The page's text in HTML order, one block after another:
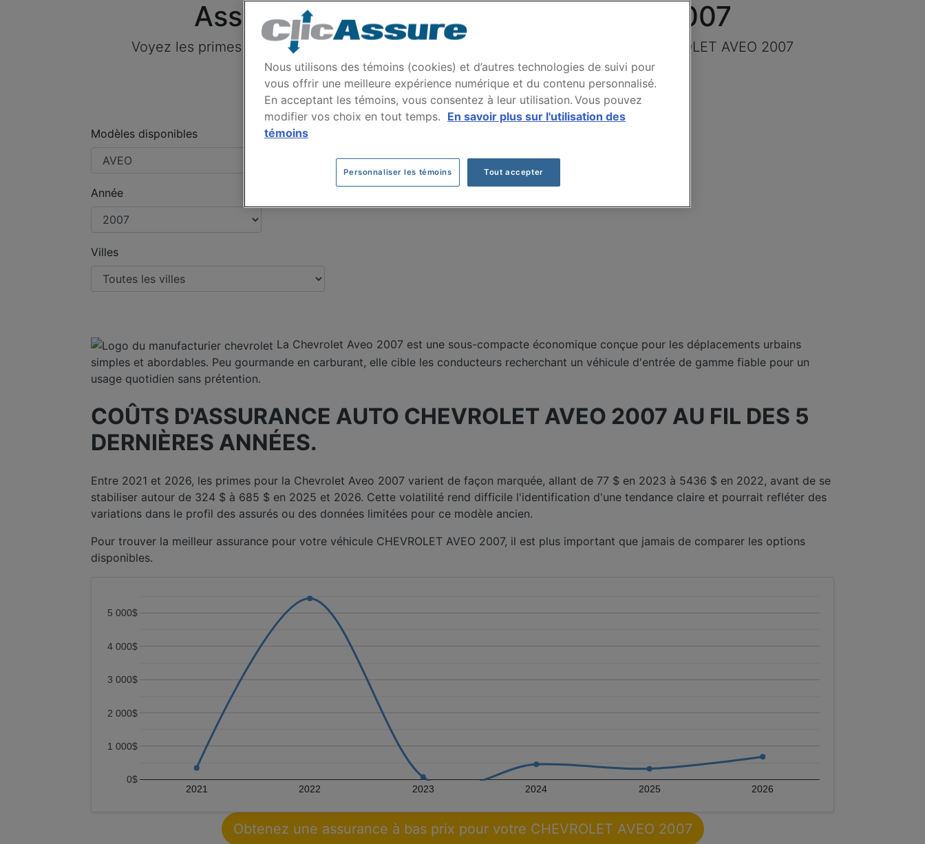
Assurance auto CHEVROLET AVEO 2007
Voyez les primes payées par nos clients pour leur assurance auto de marque CHEVROLET AVEO 2007
Cliquez ici pour économiser sur votre assurance auto
Modèles disponibles
Année
Villes
La Chevrolet Aveo 2007 est une sous-compacte économique conçue pour les déplacements urbains
simples et abordables. Peu gourmande en carburant, elle cible les conducteurs recherchant un véhicule d'entrée de gamme fiable pour un
usage quotidien sans prétention.
COÛTS D'ASSURANCE AUTO CHEVROLET AVEO 2007 AU FIL DES 5
DERNIÈRES ANNÉES.
Entre 2021 et 2026, les primes pour la Chevrolet Aveo 2007 varient de façon marquée, allant de 77 $ en 2023 à 5436 $ en 2022, avant de se
stabiliser autour de 324 $ à 685 $ en 2025 et 2026. Cette volatilité rend difficile l'identification d'une tendance claire et pourrait refléter des
variations dans le profil des assurés ou des données limitées pour ce modèle ancien.
Pour trouver la meilleur assurance pour votre véhicule CHEVROLET AVEO 2007, il est plus important que jamais de comparer les options
disponibles.
2021 2022 2023 2024 2025 2026
0$
1 000$
2 000$
3 000$
4 000$
5 000$
Obtenez une assurance à bas prix pour votre CHEVROLET AVEO 2007
Nous utilisons des témoins (cookies) et d’autres technologies de suivi pour
vous offrir une meilleure expérience numérique et du contenu personnalisé.
En acceptant les témoins, vous consentez à leur utilisation. Vous pouvez
modifier vos choix en tout temps. En savoir plus sur l'utilisation des
témoins
Personnaliser les témoins Tout accepter